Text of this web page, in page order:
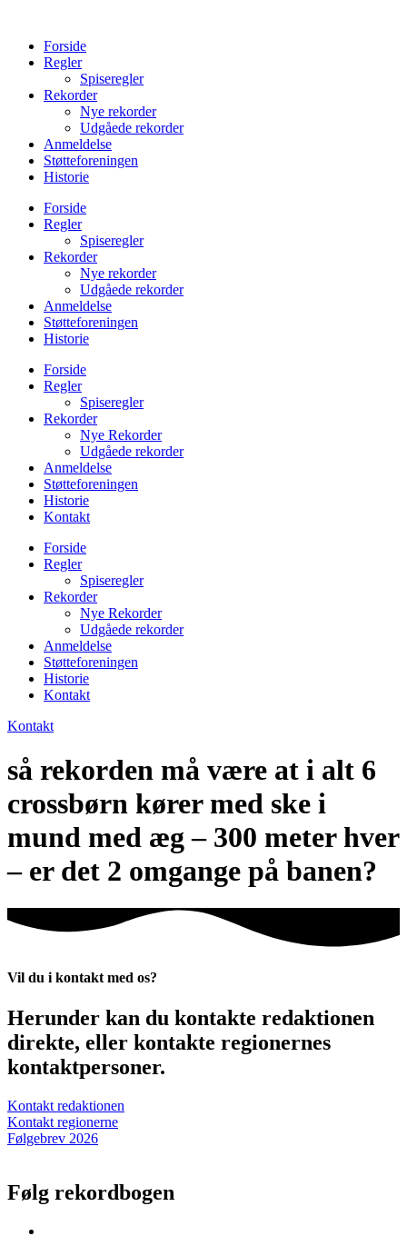
indholdForside
Regler
Spiseregler
Rekorder
Nye rekorder
Udgåede rekorder
Anmeldelse
Støtteforeningen
Historie
Forside
Regler
Spiseregler
Rekorder
Nye rekorder
Udgåede rekorder
Anmeldelse
Støtteforeningen
Historie
Forside
Regler
Spiseregler
Rekorder
Nye Rekorder
Udgåede rekorder
Anmeldelse
Støtteforeningen
Historie
Kontakt
Forside
Regler
Spiseregler
Rekorder
Nye Rekorder
Udgåede rekorder
Anmeldelse
Støtteforeningen
Historie
Kontakt
Kontakt
så rekorden må være at i alt 6
crossbørn kører med ske i
mund med æg – 300 meter hver
– er det 2 omgange på banen?
Vil du i kontakt med os?
Herunder kan du kontakte redaktionen
direkte, eller kontakte regionernes
kontaktpersoner.
Kontakt redaktionen
Kontakt regionerne
Følgebrev 2026
Følg rekordbogen